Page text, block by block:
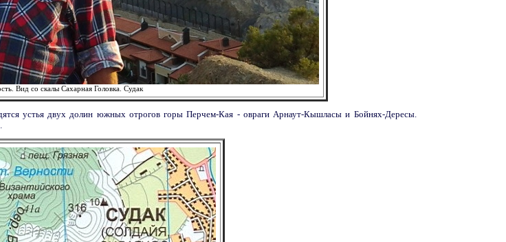
Вид со скалы Сахарная Головка. Судак
устья двух долин южных отрогов горы Перчем-Кая - овраги Арнаут-Кышласы и Бойнях-Дересы.